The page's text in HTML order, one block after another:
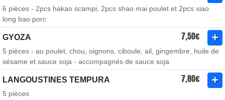
6 pièces - 2pcs hakao scampi, 2pcs shao mai poulet et 2pcs xiao
long bao porc
GYOZA 7,50€
5 pièces - au poulet, chou, oignons, ciboule, ail, gingembre, huile de
sésame et sauce soja - accompagnés de sauce soja
LANGOUSTINES TEMPURA 7,80€
5 pièces